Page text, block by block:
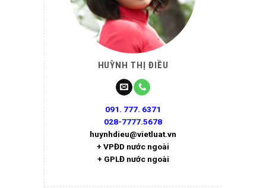
HUỲNH THỊ ĐIỀU
091. 777. 6371
028-7777.5678
huynhdieu@vietluat.vn
+ VPĐD nước ngoài
+ GPLĐ nước ngoài